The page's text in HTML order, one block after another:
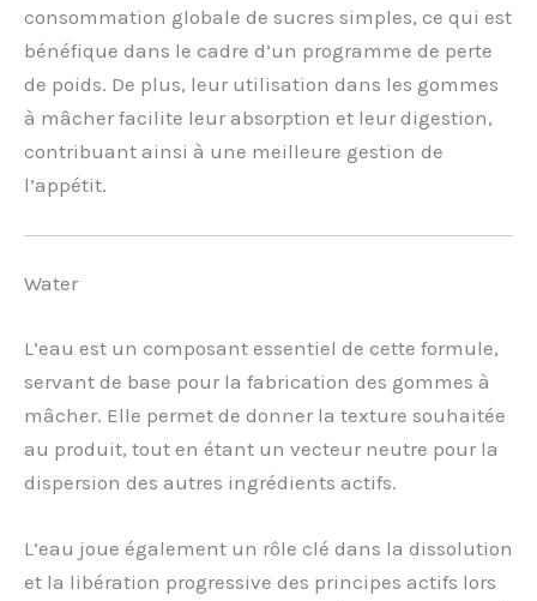
consommation globale de sucres simples, ce qui est
bénéfique dans le cadre d’un programme de perte
de poids. De plus, leur utilisation dans les gommes
à mâcher facilite leur absorption et leur digestion,
contribuant ainsi à une meilleure gestion de
l’appétit.
Water
L’eau est un composant essentiel de cette formule,
servant de base pour la fabrication des gommes à
mâcher. Elle permet de donner la texture souhaitée
au produit, tout en étant un vecteur neutre pour la
dispersion des autres ingrédients actifs.
L’eau joue également un rôle clé dans la dissolution
et la libération progressive des principes actifs lors